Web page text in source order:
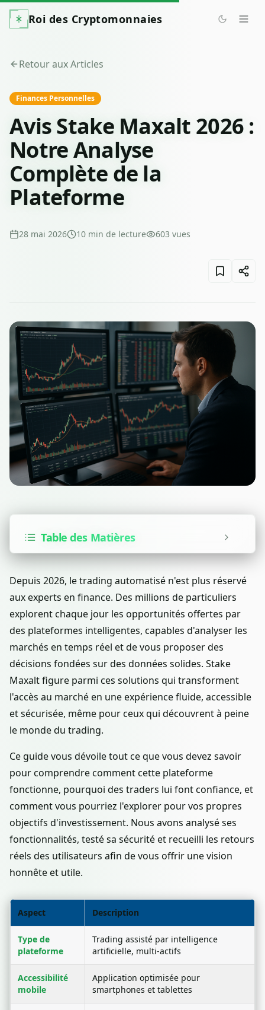
Roi des Cryptomonnaies
Retour aux Articles
Finances Personnelles
Avis Stake Maxalt 2026 :
Notre Analyse
Complète de la
Plateforme
28 mai 2026 10 min de lecture 603 vues
Table des Matières
Depuis 2026, le trading automatisé n'est plus réservé
aux experts en finance. Des millions de particuliers
explorent chaque jour les opportunités offertes par
des plateformes intelligentes, capables d'analyser les
marchés en temps réel et de vous proposer des
décisions fondées sur des données solides. Stake
Maxalt figure parmi ces solutions qui transforment
l'accès au marché en une expérience fluide, accessible
et sécurisée, même pour ceux qui découvrent à peine
le monde du trading.
Ce guide vous dévoile tout ce que vous devez savoir
pour comprendre comment cette plateforme
fonctionne, pourquoi des traders lui font confiance, et
comment vous pourriez l'explorer pour vos propres
objectifs d'investissement. Nous avons analysé ses
fonctionnalités, testé sa sécurité et recueilli les retours
réels des utilisateurs afin de vous offrir une vision
honnête et utile.
Aspect Description
Type de
plateforme
Trading assisté par intelligence
artificielle, multi-actifs
Accessibilité
mobile
Application optimisée pour
smartphones et tablettes